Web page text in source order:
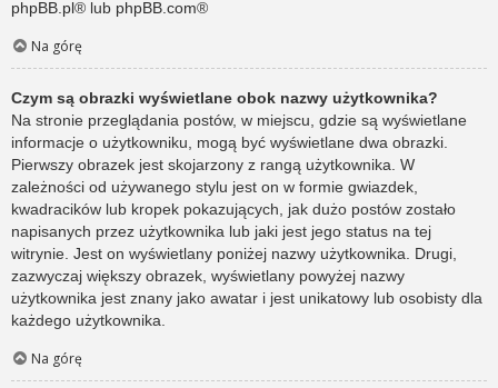
phpBB.pl® lub phpBB.com®
Na górę
Czym są obrazki wyświetlane obok nazwy użytkownika?
Na stronie przeglądania postów, w miejscu, gdzie są wyświetlane
informacje o użytkowniku, mogą być wyświetlane dwa obrazki.
Pierwszy obrazek jest skojarzony z rangą użytkownika. W
zależności od używanego stylu jest on w formie gwiazdek,
kwadracików lub kropek pokazujących, jak dużo postów zostało
napisanych przez użytkownika lub jaki jest jego status na tej
witrynie. Jest on wyświetlany poniżej nazwy użytkownika. Drugi,
zazwyczaj większy obrazek, wyświetlany powyżej nazwy
użytkownika jest znany jako awatar i jest unikatowy lub osobisty dla
każdego użytkownika.
Na górę